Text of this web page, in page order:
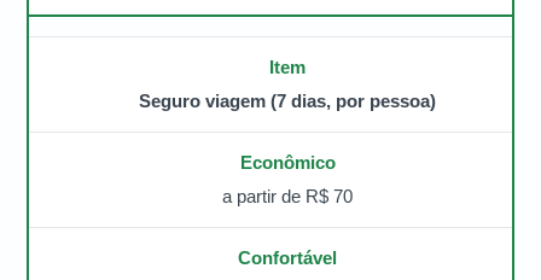
Seguro viagem (7 dias, por pessoa)
a partir de R$ 70